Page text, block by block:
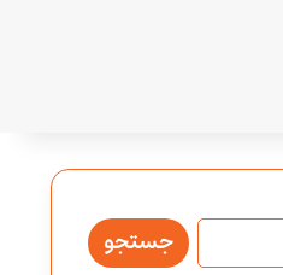
جستجو
برای: